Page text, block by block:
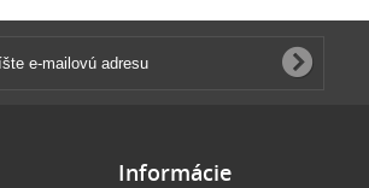
Informácie